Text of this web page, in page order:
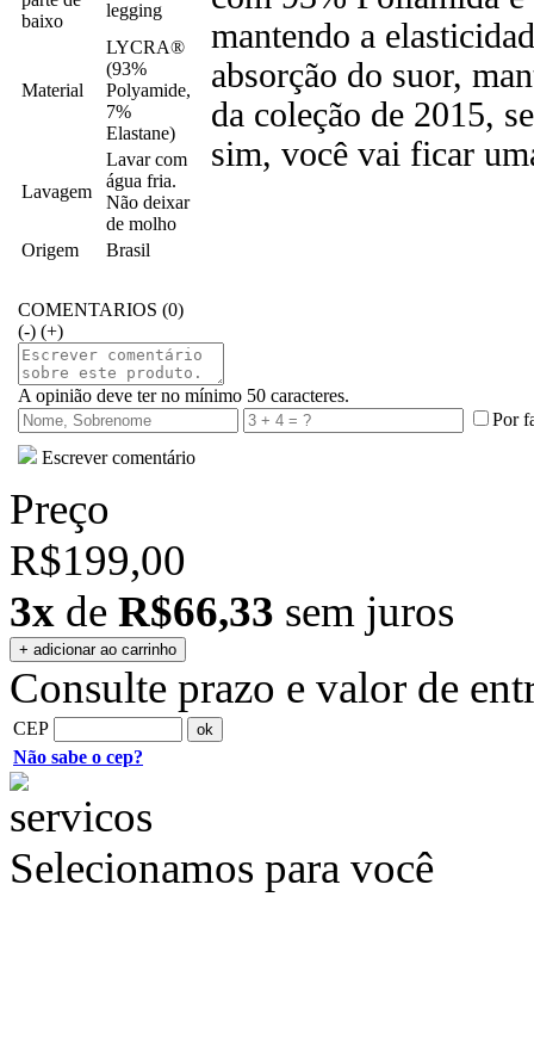
baixo
legging
Material
LYCRA®
(93%
Polyamide,
7%
Elastane)
Lavagem
Lavar com
água fria.
Não deixar
de molho
Origem
Brasil
mantendo a
absorção do suor,
da coleção de 2015,
sim, você vai ficar
COMENTARIOS (0)
(-) (+)
A opinião deve ter no mínimo 50 caracteres.
Por
Escrever comentário
Preço
R$199,00
3x de R$66,33 sem juros
Consulte prazo e valor de
CEP
Não sabe o cep?
Selecionamos para você